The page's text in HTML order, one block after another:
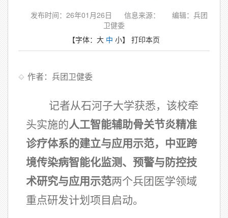
发布时间：26年01月26日 信息来源：
编辑：兵团
卫健委
【字体： 大 中 小】 打印本页
作者：兵团卫健委
记者从石河子大学获悉，该校牵
头实施的人工智能辅助骨关节炎精准
诊疗体系的建立与应用示范，中亚跨
境传染病智能化监测、预警与防控技
术研究与应用示范两个兵团医学领域
重点研发计划项目启动。